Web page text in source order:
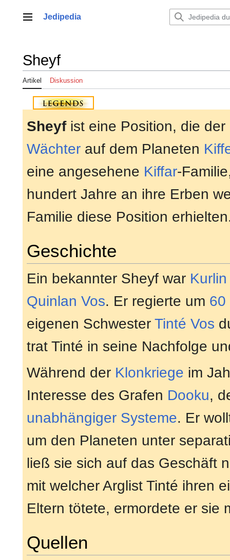
springenHauptmenü
Jedipedia
Sheyf
Artikel Diskussion
Sheyfist eine Position, die
Wächter auf dem Planeten
eine angesehene Kiffar-
hundert Jahre an ihre Erben
Familie diese Position
Geschichte
Ein bekannter Sheyf war
Quinlan Vos. Er regierte um 60
eigenen Schwester Tinté Vos
trat Tinté in seine Nachfolge
Während der Klonkriege im
Interesse des Grafen Dooku,
unabhängiger Systeme. Er
um den Planeten unter
ließ sie sich auf das Geschäft
mit welcher Arglist Tinté ihren
Eltern tötete, ermordete er sie
Quellen